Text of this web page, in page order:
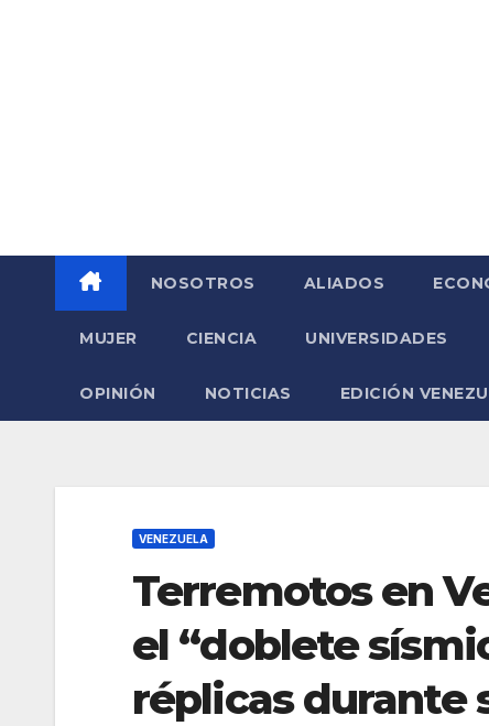
NOSOTROS ALIADOS
MUJER CIENCIA UNIVERSIDADES
OPINIÓN NOTICIAS EDICIÓN
VENEZUELA
Terremotos en
el “doblete
réplicas durante